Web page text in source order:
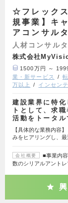
☆フレック
規事業】キ
アコンサル
人材コンサル
株式会社
1500万円 ～
業・新サービス
万以上
インセン
建設業界に特
トとして、求
活動をトータ
【具体的な業務内容
みをヒアリングし、
会社概要
■事業内
数のシリアルアント